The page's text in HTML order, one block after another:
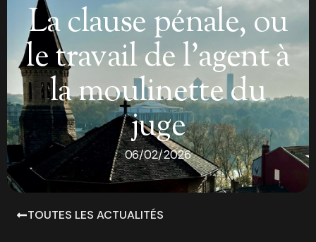
La clause pénale, ou
le travail de l’agent à
la moulinette du
juge
06/02/2026
TOUTES LES ACTUALITÉS